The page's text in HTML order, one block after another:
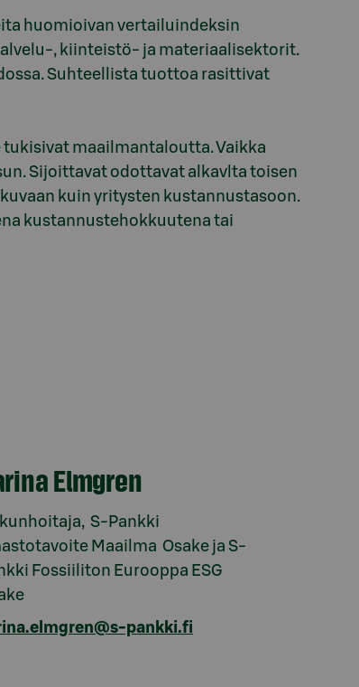
huomioivan vertailuindeksin
, kiinteistö- ja materiaalisektorit.
Suhteellista tuottoa rasittivat
maailmantaloutta. Vaikka
Sijoittavat odottavat alkavlta toisen
kuin yritysten kustannustasoon.
kustannustehokkuutena tai
Elmgren
S-Pankki
Maailma Osake ja S-
Fossiiliton Eurooppa ESG
pankki.fi